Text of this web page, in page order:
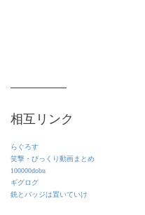
相互リンク
らぐろす
笑撃・びっくり動画まとめ
100000dobu
ギグログ
銃とバッジは置いていけ